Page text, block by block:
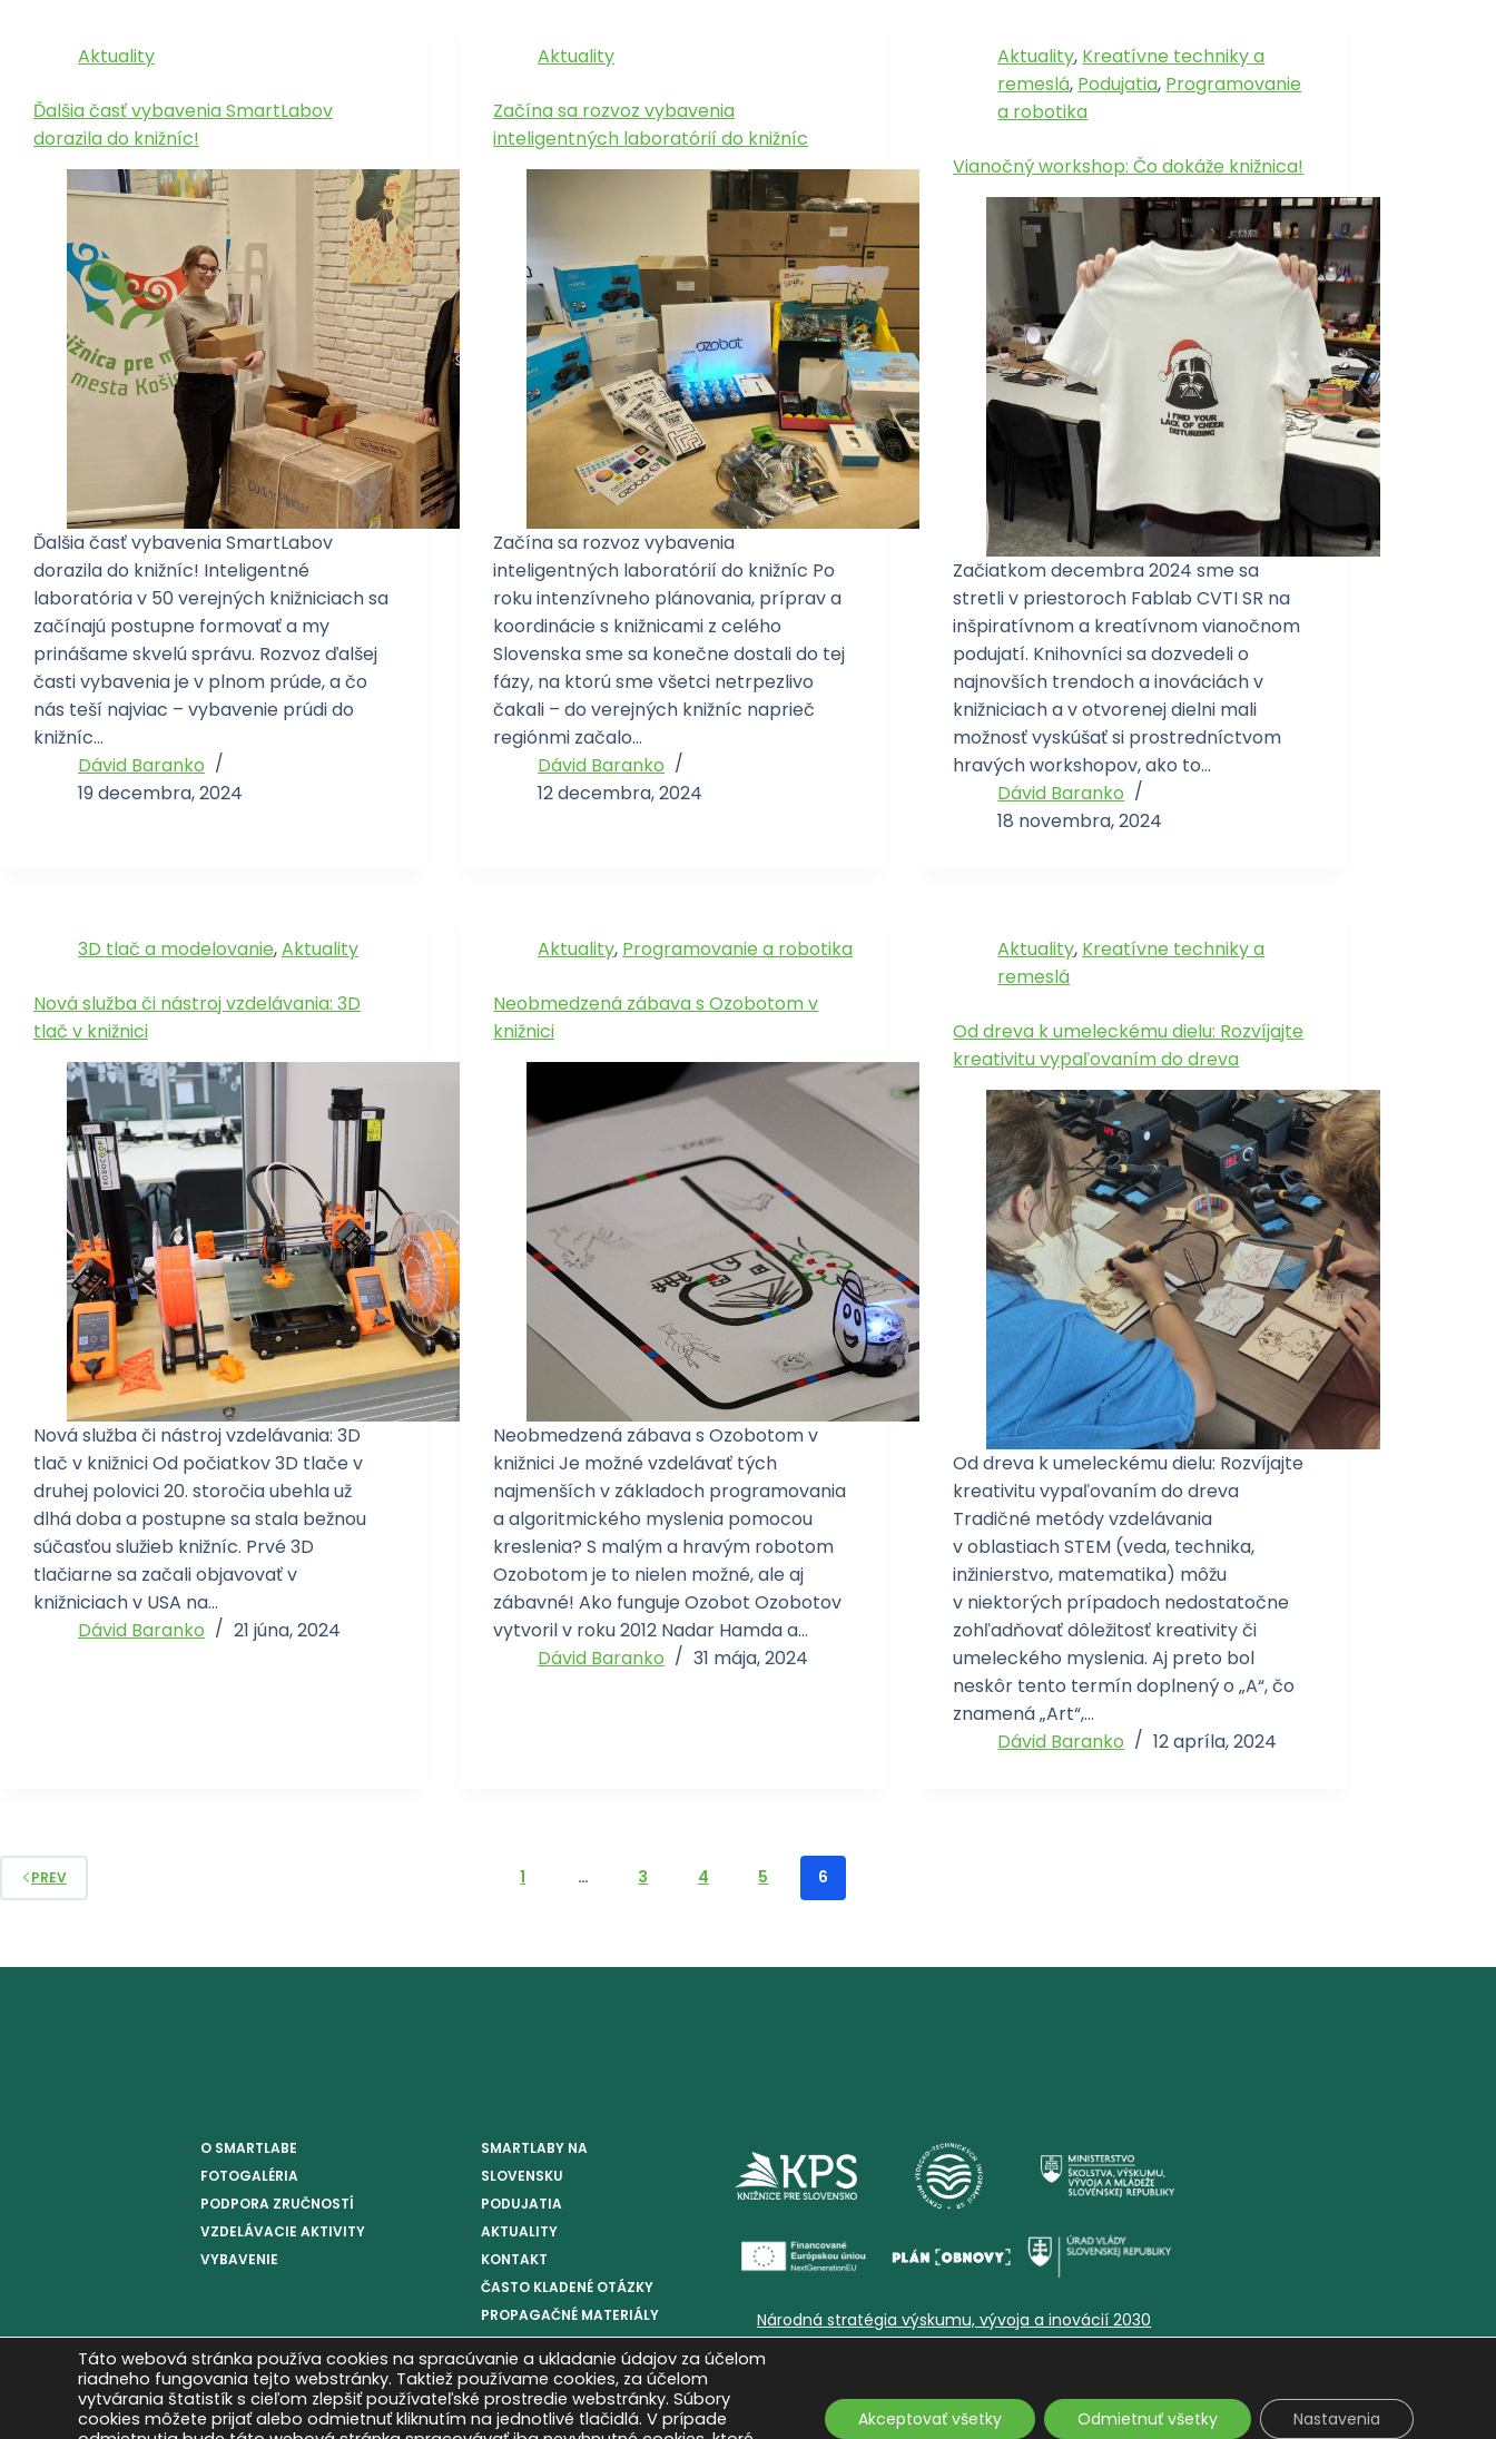
Aktuality
Ďalšia časť vybavenia SmartLabov
dorazila do knižníc!
Ďalšia časť vybavenia SmartLabov
dorazila do knižníc! Inteligentné
laboratória v 50 verejných knižniciach sa
začínajú postupne formovať a my
prinášame skvelú správu. Rozvoz ďalšej
časti vybavenia je v plnom prúde, a čo
nás teší najviac – vybavenie prúdi do
knižníc…
Dávid Baranko
19 decembra, 2024
Aktuality
Začína sa rozvoz vybavenia
inteligentných laboratórií do knižníc
Začína sa rozvoz vybavenia
inteligentných laboratórií do knižníc Po
roku intenzívneho plánovania, príprav a
koordinácie s knižnicami z celého
Slovenska sme sa konečne dostali do tej
fázy, na ktorú sme všetci netrpezlivo
čakali – do verejných knižníc naprieč
regiónmi začalo…
Dávid Baranko
12 decembra, 2024
Aktuality, Kreatívne techniky a
remeslá, Podujatia, Programovanie
a robotika
Vianočný workshop: Čo dokáže knižnica!
Začiatkom decembra 2024 sme sa
stretli v priestoroch Fablab CVTI SR na
inšpiratívnom a kreatívnom vianočnom
podujatí. Knihovníci sa dozvedeli o
najnovších trendoch a inováciách v
knižniciach a v otvorenej dielni mali
možnosť vyskúšať si prostredníctvom
hravých workshopov, ako to…
Dávid Baranko
18 novembra, 2024
3D tlač a modelovanie,Aktuality
Nová služba či nástroj vzdelávania: 3D
tlač v knižnici
Nová služba či nástroj vzdelávania: 3D
tlač v knižnici Od počiatkov 3D tlače v
druhej polovici 20. storočia ubehla už
dlhá doba a postupne sa stala bežnou
súčasťou služieb knižníc. Prvé 3D
tlačiarne sa začali objavovať v
knižniciach v USA na…
Dávid Baranko
21 júna, 2024
Aktuality, Programovanie a robotika
Neobmedzená zábava s Ozobotom v
knižnici
Neobmedzená zábava s Ozobotom v
knižnici Je možné vzdelávať tých
najmenších v základoch programovania
a algoritmického myslenia pomocou
kreslenia? S malým a hravým robotom
Ozobotom je to nielen možné, ale aj
zábavné! Ako funguje Ozobot Ozobotov
vytvoril v roku 2012 Nadar Hamda a…
Dávid Baranko
31 mája, 2024
Aktuality, Kreatívne techniky a
remeslá
Od dreva k umeleckému dielu: Rozvíjajte
kreativitu vypaľovaním do dreva
Od dreva k umeleckému dielu: Rozvíjajte
kreativitu vypaľovaním do dreva
Tradičné metódy vzdelávania
v oblastiach STEM (veda, technika,
inžinierstvo, matematika) môžu
v niektorých prípadoch nedostatočne
zohľadňovať dôležitosť kreativity či
umeleckého myslenia. Aj preto bol
neskôr tento termín doplnený o „A“, čo
znamená „Art“,…
Dávid Baranko
12 apríla, 2024
PREV 1 … 3 4 5 6
O SMARTLABE
FOTOGALÉRIA
PODPORA ZRUČNOSTÍ
VZDELÁVACIE AKTIVITY
VYBAVENIE
SMARTLABY NA
SLOVENSKU
PODUJATIA
AKTUALITY
KONTAKT
ČASTO KLADENÉ OTÁZKY
PROPAGAČNÉ MATERIÁLY
Národná stratégia výskumu, vývoja a inovácií 2030
Táto webová stránka používa cookies na spracúvanie a ukladanie údajov za účelom
riadneho fungovania tejto webstránky. Taktiež používame cookies, za účelom
vytvárania štatistík s cieľom zlepšiť používateľské prostredie webstránky. Súbory
cookies môžete prijať alebo odmietnuť kliknutím na jednotlivé tlačidlá. V prípade
Akceptovať všetky Odmietnuť všetky Nastavenia